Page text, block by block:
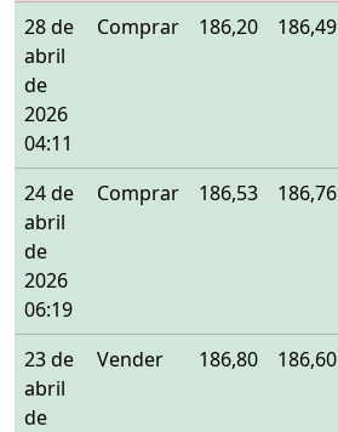
28 de
abril
de
2026
04:11
Comprar 186,20 186,49
24 de
abril
de
2026
06:19
Comprar 186,53 186,76
23 de
abril
de
Vender 186,80 186,60